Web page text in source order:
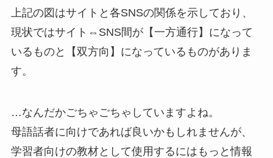
上記の図はサイトと各SNSの関係を示しており、
現状ではサイト⇔SNS間が【一方通行】になって
いるものと【双方向】になっているものがありま
す。
…なんだかごちゃごちゃしていますよね。
母語話者に向けであれば良いかもしれませんが、
学習者向けの教材として使用するにはもっと情報